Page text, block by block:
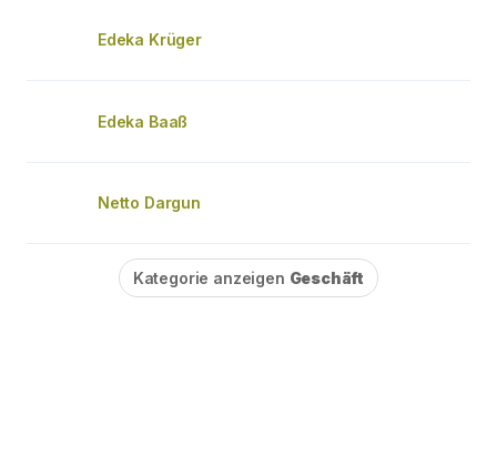
Edeka Krüger
Edeka Baaß
Netto Dargun
Kategorie anzeigen Geschäft